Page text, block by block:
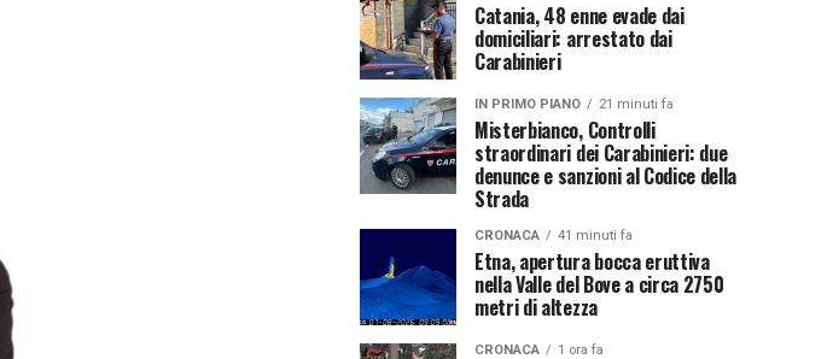
Catania, 48 enne evade dai
domiciliari: arrestato dai
Carabinieri
IN PRIMO PIANO 21 minuti fa
Misterbianco, Controlli
straordinari dei Carabinieri: due
denunce e sanzioni al Codice della
Strada
CRONACA 41 minuti fa
Etna, apertura bocca eruttiva
nella Valle del Bove a circa 2750
metri di altezza
CRONACA 1 ora fa